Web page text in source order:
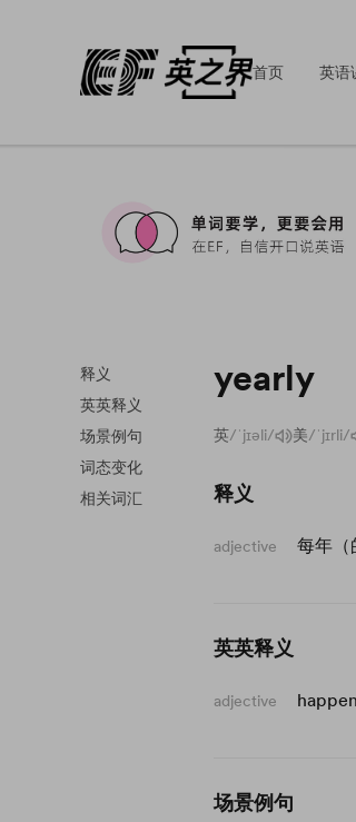
首页 英语
释义
英英释义
场景例句
词态变化
相关词汇
yearly
英/ˈjɪəli/ 美/ˈjɪrli/
释义
adjective 每年（
英英释义
adjective
场景例句